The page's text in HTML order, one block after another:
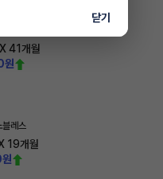
41 개월
레스
19개월
닫기